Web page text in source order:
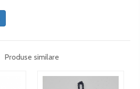
Produse similare